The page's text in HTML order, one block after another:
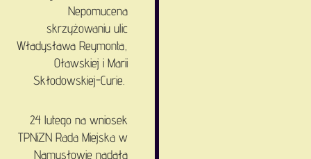
Nepomucena
skrzyżowaniu ulic
Władysława Reymonta,
Oławskiej i Marii
Skłodowskiej-Curie.
24 lutego na wniosek
TPNiZN Rada Miejska w
Namysłowie nadała